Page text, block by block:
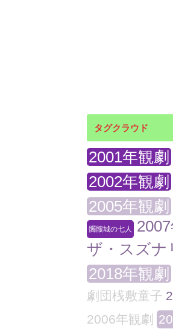
タグクラウド
2001年観劇
2002年観劇
2005年観劇
髑髏城の七人
ザ・スズナ
2018年観劇
劇団桟敷童子
2006年観劇